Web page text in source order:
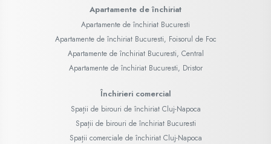
Apartamente de închiriat
Apartamente de închiriat Bucuresti
Apartamente de închiriat Bucuresti, Foisorul de Foc
Apartamente de închiriat Bucuresti, Central
Apartamente de închiriat Bucuresti, Dristor
Închirieri comercial
Spații de birouri de închiriat Cluj-Napoca
Spații de birouri de închiriat Bucuresti
Spații comerciale de închiriat Cluj-Napoca